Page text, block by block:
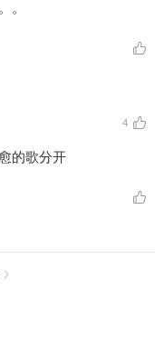
。
4
的歌分开